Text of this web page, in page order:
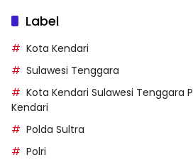
Label
Kota Kendari
Sulawesi Tenggara
Kota Kendari Sulawesi Tenggara
Kendari
Polda Sultra
Polri